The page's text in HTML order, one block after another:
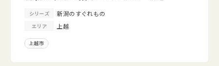
シリーズ 新潟のすぐれもの
エリア 上越
上越市